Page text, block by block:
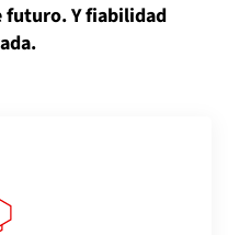
futuro. Y fiabilidad